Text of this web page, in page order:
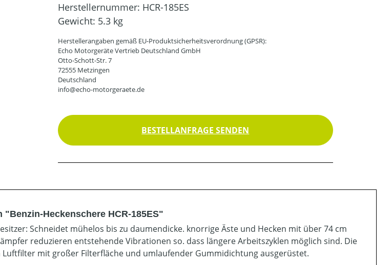
Herstellernummer: HCR-185ES
Gewicht: 5.3 kg
Herstellerangaben gemäß EU-Produktsicherheitsverordnung (GPSR):
Echo Motorgeräte Vertrieb Deutschland GmbH
Otto-Schott-Str. 7
72555 Metzingen
Deutschland
info@echo-motorgeraete.de
BESTELLANFRAGE SENDEN
Heckenschere HCR-185ES"
Schneidet mühelos bis zu daumendicke. knorrige Äste und Hecken mit über 74 cm
reduzieren entstehende Vibrationen so. dass längere Arbeitszyklen möglich sind. Die
Luftfilter mit großer Filterfläche und umlaufender Gummidichtung ausgerüstet.